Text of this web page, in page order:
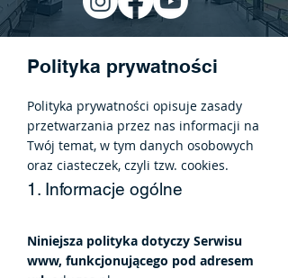
Polityka prywatności
Polityka prywatności opisuje zasady
przetwarzania przez nas informacji na
Twój temat, w tym danych osobowych
oraz ciasteczek, czyli tzw. cookies.
1. Informacje ogólne
Niniejsza polityka dotyczy Serwisu
www, funkcjonującego pod adresem